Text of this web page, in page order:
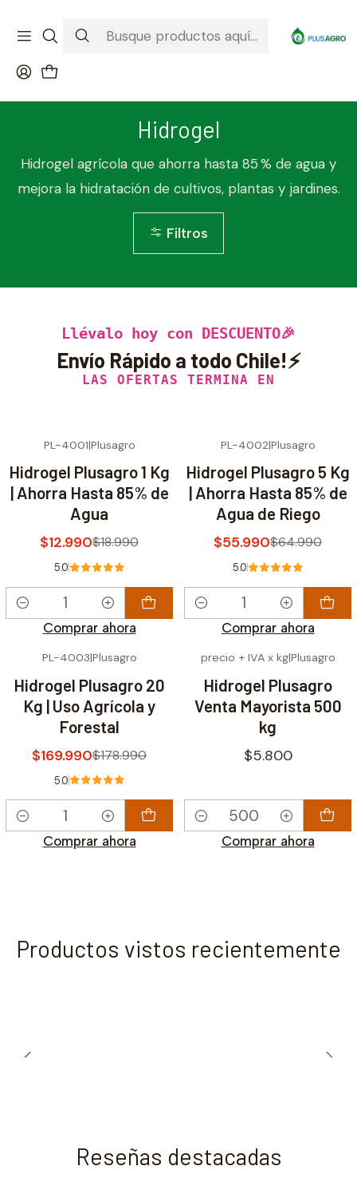
Ver condiciones de la promoción
Hidrogel
Hidrogel agrícola que ahorra hasta 85 % de agua y
mejora la hidratación de cultivos, plantas y jardines.
Filtros
Llévalo hoy con DESCUENTO🎉
Envío Rápido a todo Chile!⚡
LAS OFERTAS TERMINA EN
PL-4001|Plusagro
Hidrogel Plusagro 1 Kg
| Ahorra Hasta 85% de
Agua
$12.990$18.990
5.0
Cantidad
Comprar ahora
PL-4002|Plusagro
Hidrogel Plusagro 5 Kg
| Ahorra Hasta 85% de
Agua de Riego
$55.990$64.990
5.0
Cantidad
Comprar ahora
PL-4003|Plusagro
Hidrogel Plusagro 20
Kg | Uso Agrícola y
Forestal
$169.990$178.990
5.0
Cantidad
Comprar ahora
precio + IVA x kg|Plusagro
Hidrogel Plusagro
Venta Mayorista 500
kg
$5.800
Cantidad
Comprar ahora
Productos vistos recientemente
Reseñas destacadas